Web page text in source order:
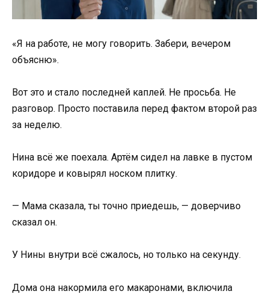
«Я на работе, не могу говорить. Забери, вечером
объясню».
Вот это и стало последней каплей. Не просьба. Не
разговор. Просто поставила перед фактом второй раз
за неделю.
Нина всё же поехала. Артём сидел на лавке в пустом
коридоре и ковырял носком плитку.
— Мама сказала, ты точно приедешь, — доверчиво
сказал он.
У Нины внутри всё сжалось, но только на секунду.
Дома она накормила его макаронами, включила